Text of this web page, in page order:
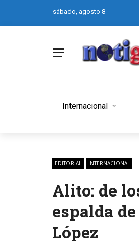
sábado, agosto 8
Internacional
EDITORIAL INTERNACIONAL
Alito: de
espalda
López